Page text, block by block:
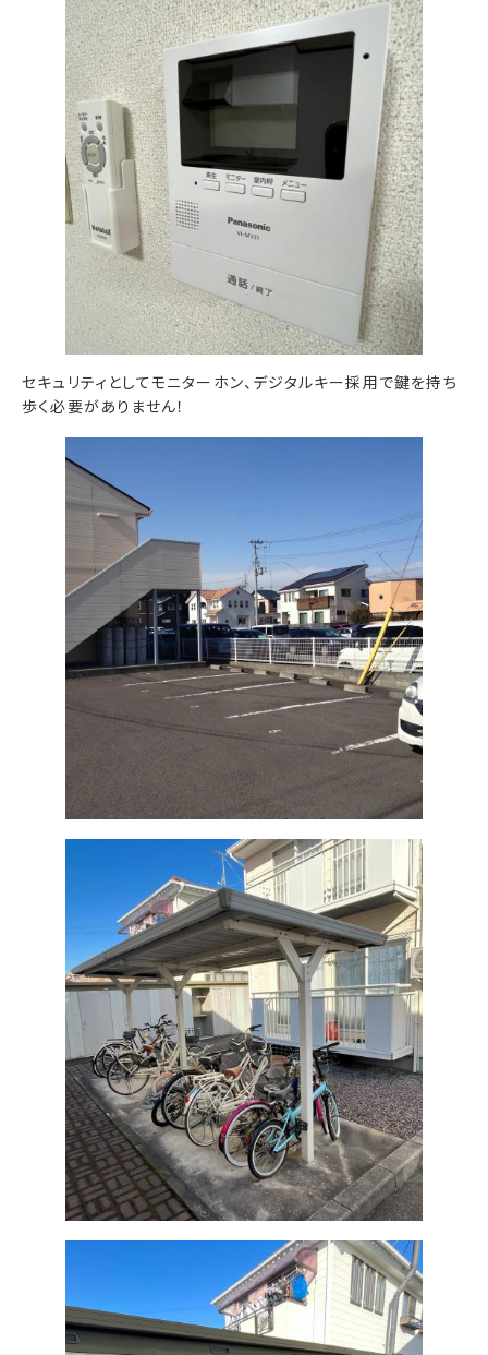
セキュリティとしてモニターホン、デジタルキー採用で鍵を持ち
歩く必要がありません！